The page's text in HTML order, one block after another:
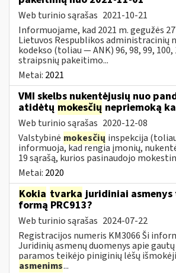
Web turinio sąrašas 2021-10-21
Informuojame, kad 2021 m. gegužės
Lietuvos Respublikos administracinių
kodekso (toliau — ANK) 96, 98, 99, 100,
straipsnių pakeitimo...
Metai: 2021
VMI skelbs nukentėjusių nuo
atidėtų mokesčių nepriemoką
Web turinio sąrašas 2020-12-08
Valstybinė mokesčių inspekcija
informuoja, kad rengia įmonių,
19 sąrašą, kurios pasinaudojo
Metai: 2020
Kokia tvarka juridiniai
formą PRC913?
Web turinio sąrašas 2024-07-22
Registracijos numeris KM3066 Ši
Juridinių asmenų duomenys apie
paramos teikėjo piniginių lėšų
asmenims...